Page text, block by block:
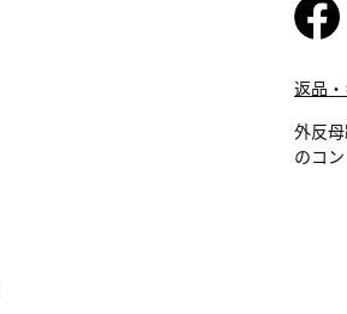
返品
外反
のコ